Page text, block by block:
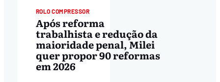
ROLO COMPRESSOR
Após reforma
trabalhista e redução da
maioridade penal, Milei
quer propor 90 reformas
em 2026